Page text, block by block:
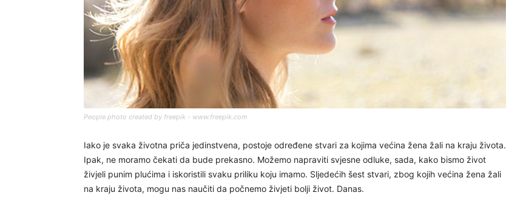
People photo created by freepik - www.freepik.com
Iako je svaka životna priča jedinstvena, postoje određene stvari za kojima većina žena žali na kraju života.
Ipak, ne moramo čekati da bude prekasno. Možemo napraviti svjesne odluke, sada, kako bismo život
živjeli punim plućima i iskoristili svaku priliku koju imamo. Sljedećih šest stvari, zbog kojih većina žena žali
na kraju života, mogu nas naučiti da počnemo živjeti bolji život. Danas.